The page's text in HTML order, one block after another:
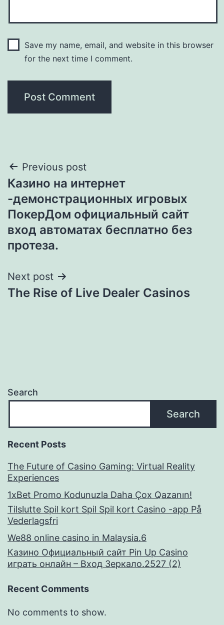
Save my name, email, and website in this browser
for the next time I comment.
Post
navigation
Previous post
Казино на интернет
-демонстрационных игровых
ПокерДом официальный сайт
вход автоматах бесплатно без
протеза.
Next post
The Rise of Live Dealer Casinos
Search
Search
Recent Posts
The Future of Casino Gaming: Virtual Reality
Experiences
1xBet Promo Kodunuzla Daha Çox Qazanın!
Tilslutte Spil kort Spil Spil kort Casino -app På
Vederlagsfri
We88 online casino in Malaysia.6
Казино Официальный сайт Pin Up Casino
играть онлайн – Вход Зеркало.2527 (2)
Recent Comments
No comments to show.